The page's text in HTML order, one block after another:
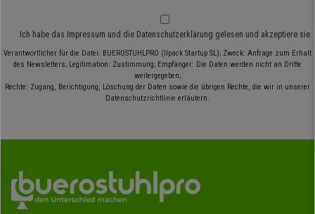
Ich habe das Impressum und die Datenschutzerklärung gelesen und akzeptiere sie
Verantwortlicher für die Datei: BUEROSTUHLPRO (Ilpack Startup SL); Zweck: Anfrage zum Erhalt
des Newsletters; Legitimation: Zustimmung; Empfänger: Die Daten werden nicht an Dritte
weitergegeben;
Rechte: Zugang, Berichtigung, Löschung der Daten sowie die übrigen Rechte, die wir in unserer
Datenschutzrichtlinie erläutern.